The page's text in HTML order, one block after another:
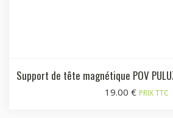
Support de tête magnétique POV
19.00 € PRIX TTC